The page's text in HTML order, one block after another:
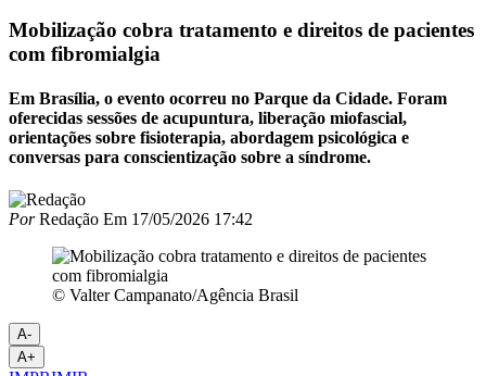
Mobilização cobra tratamento e direitos de pacientes
com fibromialgia
Em Brasília, o evento ocorreu no Parque da Cidade. Foram
oferecidas sessões de acupuntura, liberação miofascial,
orientações sobre fisioterapia, abordagem psicológica e
conversas para conscientização sobre a síndrome.
PorRedação Em 17/05/2026 17:42
© Valter Campanato/Agência Brasil
A-
A+